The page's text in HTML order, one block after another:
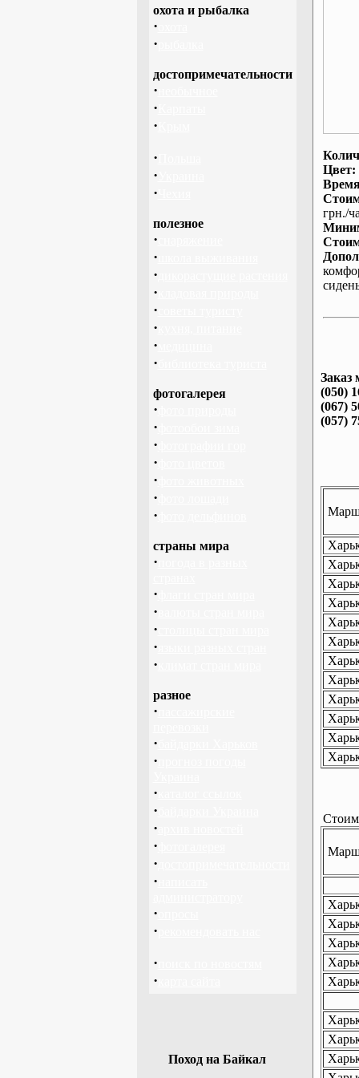
охота и рыбалка
·
·
достопримечательности
·
·
·
·
·
·
полезное
·
·
·
·
·
·
·
·
фотогалерея
·
·
·
·
·
·
·
страны мира
·
·
·
·
·
·
разное
·
·
·
·
·
·
·
·
·
·
·
·
·
Поход на Байкал
Цвет:
грн./
Заказ
(050)
(067)
(057)